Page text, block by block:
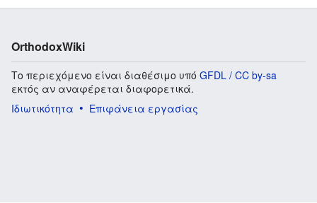
OrthodoxWiki
Το περιεχόμενο είναι διαθέσιμο υπό GFDL / CC by-sa
εκτός αν αναφέρεται διαφορετικά.
Ιδιωτικότητα
Επιφάνεια εργασίας